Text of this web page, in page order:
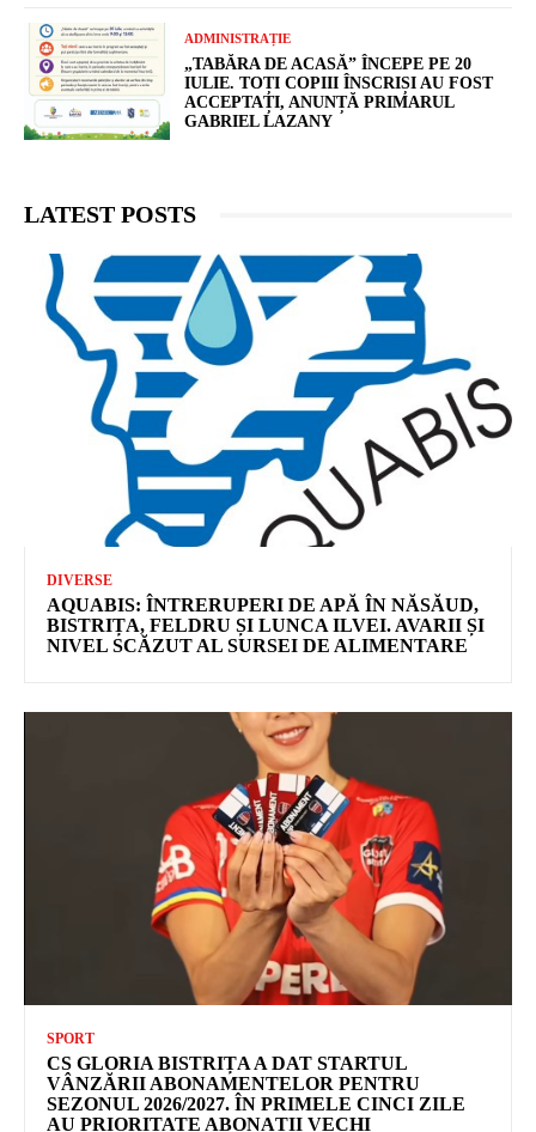
ADMINISTRAȚIE
„TABĂRA DE ACASĂ” ÎNCEPE PE 20
IULIE. TOȚI COPIII ÎNSCRIȘI AU FOST
ACCEPTAȚI, ANUNȚĂ PRIMARUL
GABRIEL LAZANY
LATEST POSTS
DIVERSE
AQUABIS: ÎNTRERUPERI DE APĂ ÎN NĂSĂUD,
BISTRIȚA, FELDRU ȘI LUNCA ILVEI. AVARII ȘI
NIVEL SCĂZUT AL SURSEI DE ALIMENTARE
SPORT
CS GLORIA BISTRIȚA A DAT STARTUL
VÂNZĂRII ABONAMENTELOR PENTRU
SEZONUL 2026/2027. ÎN PRIMELE CINCI ZILE
AU PRIORITATE ABONAȚII VECHI